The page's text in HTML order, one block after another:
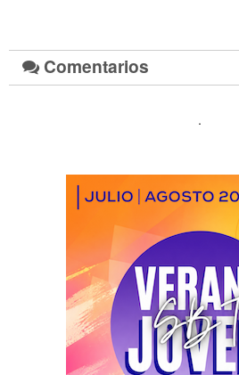
Comentarios
.